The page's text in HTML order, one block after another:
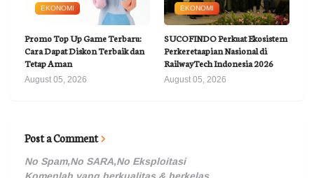
EKONOMI
Promo Top Up Game Terbaru:
Cara Dapat Diskon Terbaik dan
Tetap Aman
August 05, 2026
EKONOMI
SUCOFINDO Perkuat Ekosistem
Perkeretaapian Nasional di
RailwayTech Indonesia 2026
August 05, 2026
Post a Comment
No Spam,No SARA,No Eksploitasi